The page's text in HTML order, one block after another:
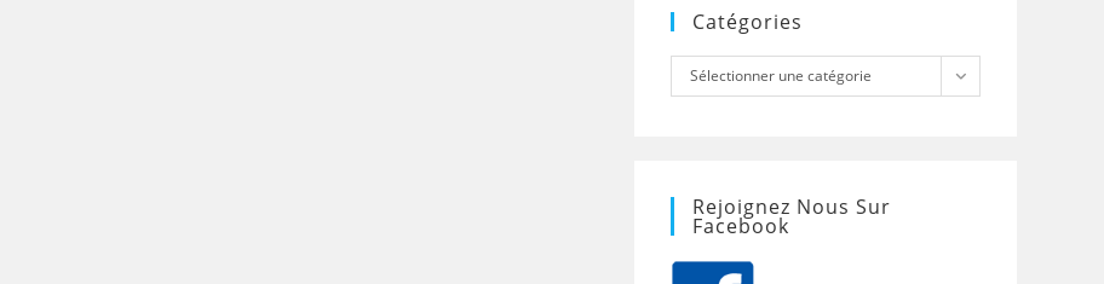
Catégories
Catégories
Sélectionner une catégorie
Rejoignez Nous Sur
Facebook